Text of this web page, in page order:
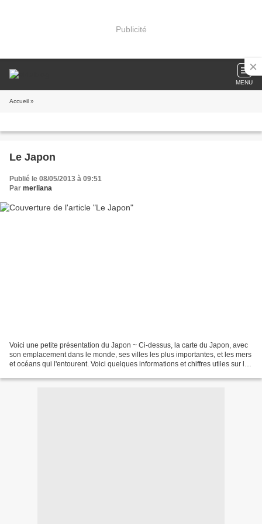
Publicité
MENU
Accueil »
Le Japon
Publié le 08/05/2013 à 09:51
Par merliana
Voici une petite présentation du Japon ~ Ci-dessus, la carte du Japon, avec
son emplacement dans le monde, ses villes les plus importantes, et les mers
et océans qui l'entourent. Voici quelques informations et chiffres utiles sur le